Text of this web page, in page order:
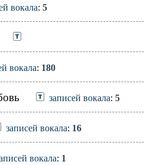
вокала: 5
вокала: 180
записей вокала: 5
записей вокала: 16
вокала: 1